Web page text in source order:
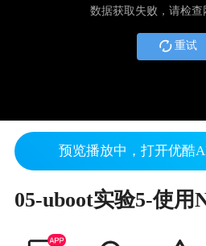
数据获取失败，请检
重试
预览播放中，打开优酷